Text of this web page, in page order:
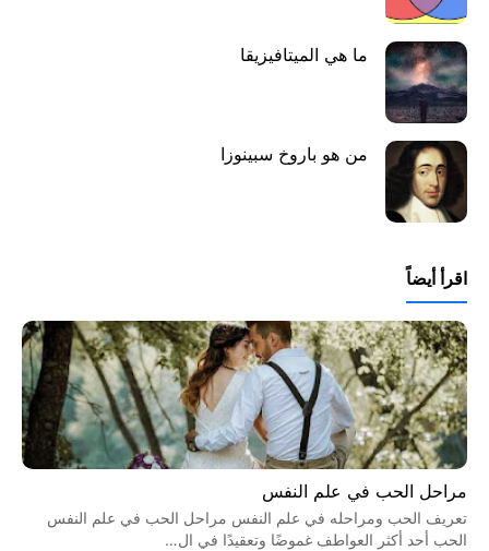
ما هي الميتافيزيقا
من هو باروخ سبينوزا
اقرأ أيضاً
مراحل الحب في علم النفس
تعريف الحب ومراحله في علم النفس مراحل الحب في علم النفس
الحب أحد أكثر العواطف غموضًا وتعقيدًا في ال…